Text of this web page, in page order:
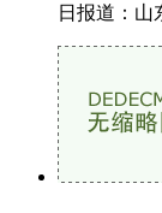
日报道：山